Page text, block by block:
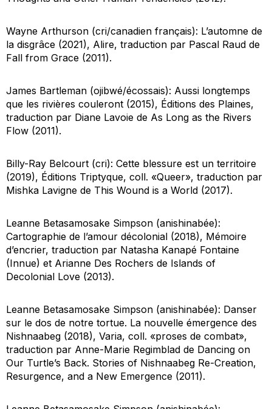
Wayne Arthurson (cri/canadien français): L’automne de
la disgrâce (2021), Alire, traduction par Pascal Raud de
Fall from Grace (2011).
James Bartleman (ojibwé/écossais): Aussi longtemps
que les rivières couleront (2015), Éditions des Plaines,
traduction par Diane Lavoie de As Long as the Rivers
Flow (2011).
Billy-Ray Belcourt (cri): Cette blessure est un territoire
(2019), Éditions Triptyque, coll. «Queer», traduction par
Mishka Lavigne de This Wound is a World (2017).
Leanne Betasamosake Simpson (anishinabée):
Cartographie de l’amour décolonial (2018), Mémoire
d’encrier, traduction par Natasha Kanapé Fontaine
(Innue) et Arianne Des Rochers de Islands of
Decolonial Love (2013).
Leanne Betasamosake Simpson (anishinabée): Danser
sur le dos de notre tortue. La nouvelle émergence des
Nishnaabeg (2018), Varia, coll. «proses de combat»,
traduction par Anne-Marie Regimblad de Dancing on
Our Turtle’s Back. Stories of Nishnaabeg Re-Creation,
Resurgence, and a New Emergence (2011).